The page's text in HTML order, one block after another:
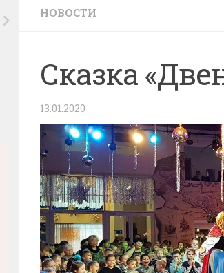
НОВОСТИ
Сказка
13.01.2020